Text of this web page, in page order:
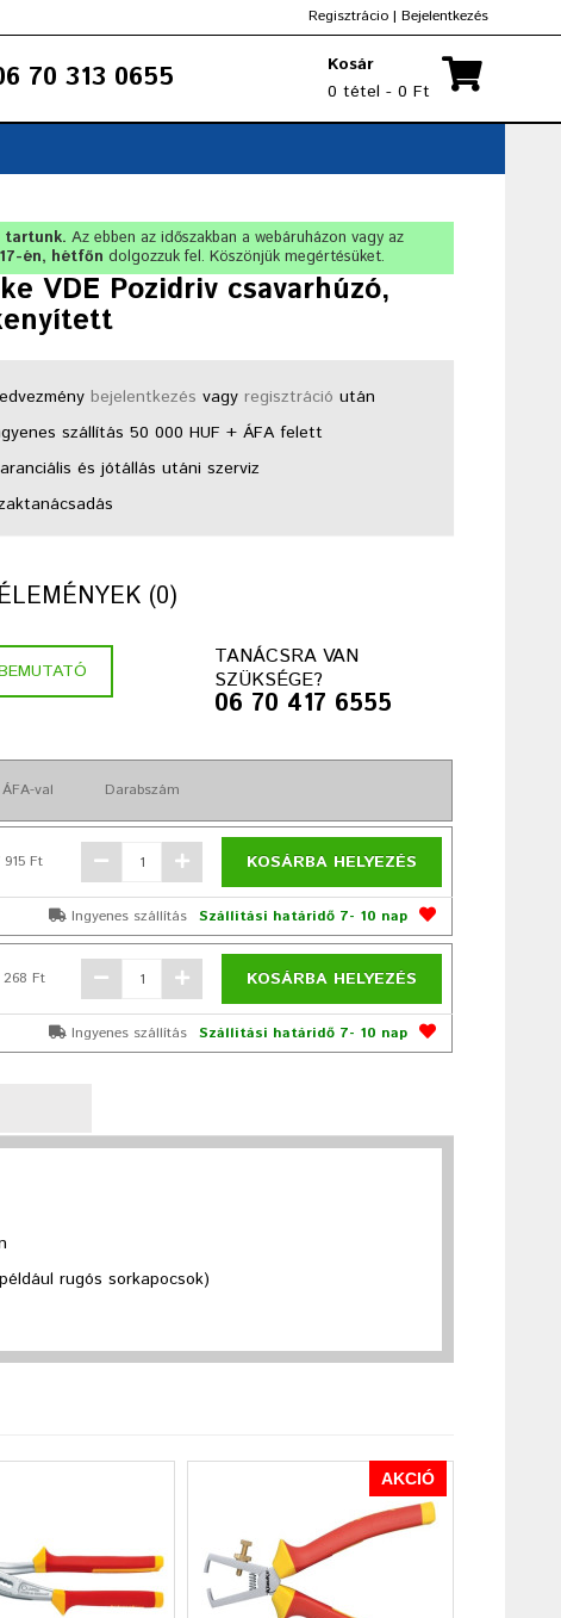
Regisztrácio | Bejelentkezés
70 313 0655
Kosár
0 tétel - 0 Ft
tartunk. Az ebben az időszakban a webáruházon vagy az
én, hétfőn dolgozzuk fel. Köszönjük megértésüket.
VDE Pozidriv csavarhúzó,
bejelentkezés vagyregisztráció után
szállítás 50 000 HUF + ÁFA felett
és jótállás utáni szerviz
(0)
TANÁCSRA VAN
SZÜKSÉGE?
06 70 417 6555
val Darabszám
915 Ft KOSÁRBA HELYEZÉS
Szállítási határidő 7- 10 nap
Ingyenes szállítás
268 Ft KOSÁRBA HELYEZÉS
Szállítási határidő 7- 10 nap
Ingyenes szállítás
rugós sorkapocsok)
AKCIÓ